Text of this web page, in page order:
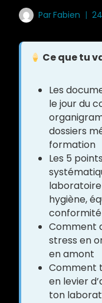
ParFabien
Ce que tu
Les
le jour du
dossiers
formation
Les 5
hygiène,
Comment
stress en
en amont
Comment
en levier
ton